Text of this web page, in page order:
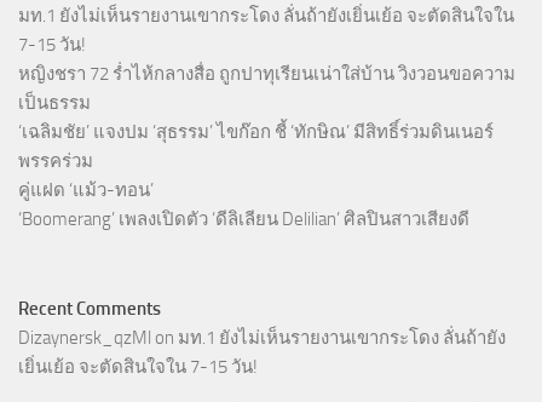
มท.1 ยังไม่เห็นรายงานเขากระโดง ลั่นถ้ายังเยิ่นเย้อ จะตัดสินใจใน
7-15 วัน!
หญิงชรา 72 ร่ำไห้กลางสื่อ ถูกปาทุเรียนเน่าใส่บ้าน วิงวอนขอความ
เป็นธรรม
‘เฉลิมชัย’ แจงปม ‘สุธรรม’ ไขก๊อก ชี้ ‘ทักษิณ’ มีสิทธิ์ร่วมดินเนอร์
พรรคร่วม
คู่แฝด ‘แม้ว-ทอน’
‘Boomerang’ เพลงเปิดตัว ‘ดีลิเลียน Delilian’ ศิลปินสาวเสียงดี
Recent Comments
Dizaynersk_qzMl on มท.1 ยังไม่เห็นรายงานเขากระโดง ลั่นถ้ายัง
เยิ่นเย้อ จะตัดสินใจใน 7-15 วัน!